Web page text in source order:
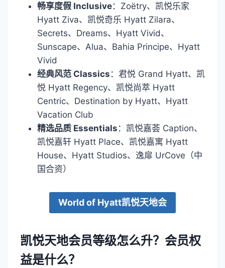
畅享度假 Inclusive：Zoëtry、凯悦乐家
Hyatt Ziva、凯悦奇乐 Hyatt Zilara、
Secrets、Dreams、Hyatt Vivid、
Sunscape、Alua、Bahia Principe、Hyatt
Vivid
经典风范 Classics ：君悦 Grand Hyatt、凯
悦 Hyatt Regency、凯悦尚萃 Hyatt
Centric、Destination by Hyatt、Hyatt
Vacation Club
精选品质 Essentials ：凯悦嘉荟 Caption、
凯悦嘉轩 Hyatt Place、凯悦嘉寓 Hyatt
House、Hyatt Studios、逸扉 UrCove（中
国合资）
World of Hyatt凯悦天地会
凯悦天地会员等级怎么升？会员权
益是什么？